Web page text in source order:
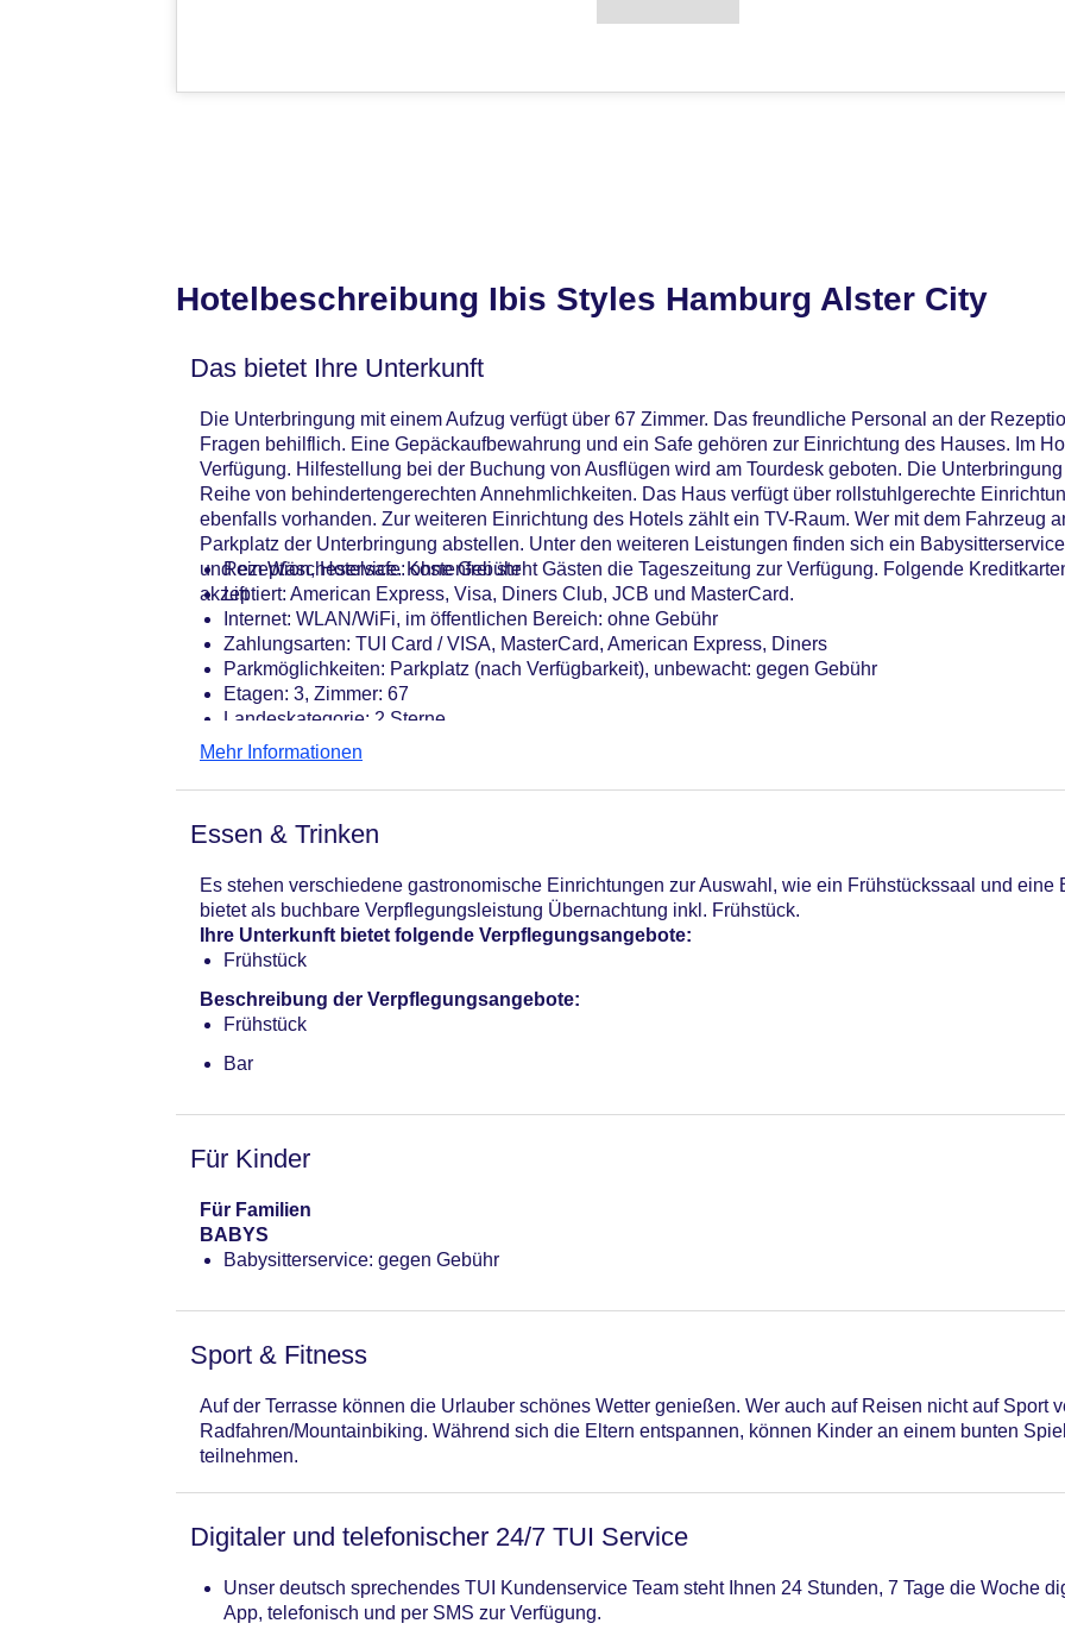
Hotelbeschreibung Ibis Styles Hamburg Alster City
Das bietet Ihre Unterkunft
Die Unterbringung mit einem Aufzug verfügt über 67 Zimmer. Das freundliche Personal an der
Fragen behilflich. Eine Gepäckaufbewahrung und ein Safe gehören zur Einrichtung des Hauses. Im
Verfügung. Hilfestellung bei der Buchung von Ausflügen wird am Tourdesk geboten. Die
Reihe von behindertengerechten Annehmlichkeiten. Das Haus verfügt über rollstuhlgerechte
ebenfalls vorhanden. Zur weiteren Einrichtung des Hotels zählt ein TV-Raum. Wer mit dem Fahrzeug
Parkplatz der Unterbringung abstellen. Unter den weiteren Leistungen finden sich ein
und ein Wäscheservice. Kostenfrei steht Gästen die Tageszeitung zur Verfügung. Folgende
akzeptiert: American Express, Visa, Diners Club, JCB und MasterCard.
Rezeption, Hotelsafe: ohne Gebühr
Lift
Internet: WLAN/WiFi, im öffentlichen Bereich: ohne Gebühr
Zahlungsarten: TUI Card / VISA, MasterCard, American Express, Diners
Parkmöglichkeiten: Parkplatz (nach Verfügbarkeit), unbewacht: gegen Gebühr
Etagen: 3, Zimmer: 67
Landeskategorie: 2 Sterne
Mehr Informationen
Essen & Trinken
Es stehen verschiedene gastronomische Einrichtungen zur Auswahl, wie ein Frühstückssaal und eine
bietet als buchbare Verpflegungsleistung Übernachtung inkl. Frühstück.
Ihre Unterkunft bietet folgende Verpflegungsangebote:
Frühstück
Beschreibung der Verpflegungsangebote:
Frühstück
Bar
Für Kinder
Für Familien
BABYS
Babysitterservice: gegen Gebühr
Sport & Fitness
Auf der Terrasse können die Urlauber schönes Wetter genießen. Wer auch auf Reisen nicht auf Sport
Radfahren/Mountainbiking. Während sich die Eltern entspannen, können Kinder an einem bunten
teilnehmen.
Digitaler und telefonischer 24/7 TUI Service
Unser deutsch sprechendes TUI Kundenservice Team steht Ihnen 24 Stunden, 7 Tage die Woche
App, telefonisch und per SMS zur Verfügung.